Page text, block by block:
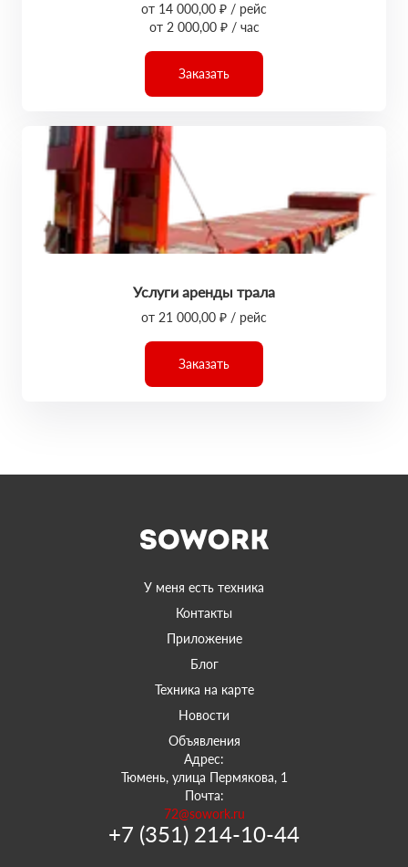
от 14 000,00 ₽ / рейс
от 2 000,00 ₽ / час
Заказать
Услуги аренды трала
от 21 000,00 ₽ / рейс
Заказать
У меня есть техника
Контакты
Приложение
Блог
Техника на карте
Новости
Объявления
Адрес:
Тюмень, улица Пермякова, 1
Почта:
72@sowork.ru
+7 (351) 214-10-44